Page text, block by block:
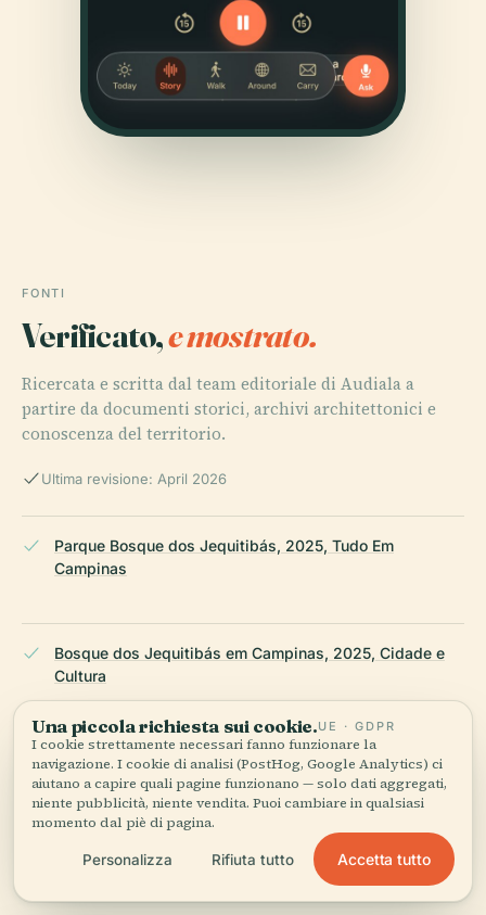
FONTI
Verificato,e mostrato.
Ricercata e scritta dal team editoriale di Audiala a
partire da documenti storici, archivi architettonici e
conoscenza del territorio.
Ultima revisione: April 2026
Parque Bosque dos Jequitibás, 2025, Tudo Em
Campinas
Bosque dos Jequitibás em Campinas, 2025, Cidade e
Cultura
Bosque dos Jequitibás: O mais antigo parque de
Campinas, 2025, Viajante Sem Fim
Top 10 Places To Visit In Campinas: Nature, Adventure
And History, 2025, touristplaces.guide
Una piccola richiesta sui cookie.UE · GDPR
I cookie strettamente necessari fanno funzionare la
navigazione. I cookie di analisi (PostHog, Google Analytics) ci
aiutano a capire quali pagine funzionano — solo dati aggregati,
niente pubblicità, niente vendita. Puoi cambiare in qualsiasi
momento dal piè di pagina.
Personalizza Rifiuta tutto Accetta tutto